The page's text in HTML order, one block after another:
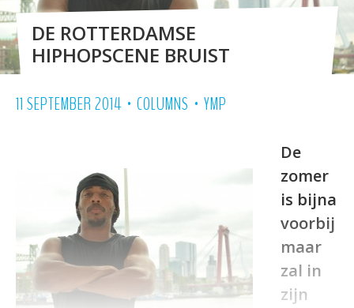
DE ROTTERDAMSE
HIPHOPSCENE BRUIST
11 SEPTEMBER 2014 • COLUMNS • YMP
De
zomer
is bijna
voorbij
maar
zal in
zijn